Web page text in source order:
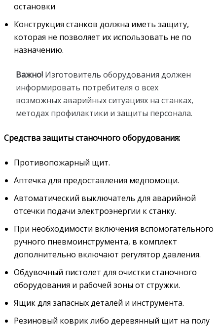
остановки
Конструкция станков должна иметь защиту,
которая не позволяет их использовать не по
назначению.
Важно! Изготовитель оборудования должен
информировать потребителя о всех
возможных аварийных ситуациях на станках,
методах профилактики и защиты персонала.
Средства защиты станочного оборудования:
Противопожарный щит.
Аптечка для предоставления медпомощи.
Автоматический выключатель для аварийной
отсечки подачи электроэнергии к станку.
При необходимости включения вспомогательного
ручного пневмоинструмента, в комплект
дополнительно включают регулятор давления.
Обдувочный пистолет для очистки станочного
оборудования и рабочей зоны от стружки.
Ящик для запасных деталей и инструмента.
Резиновый коврик либо деревянный щит на полу